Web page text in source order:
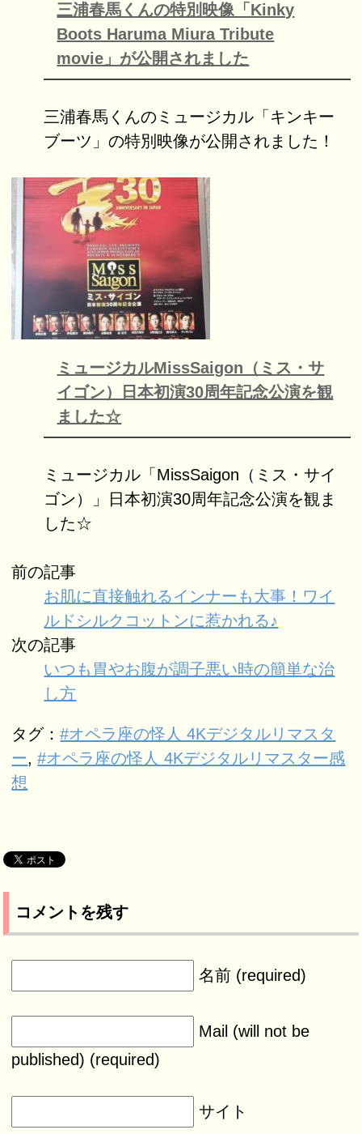
三浦春馬くんの特別映像「Kinky
Boots Haruma Miura Tribute
movie」が公開されました
三浦春馬くんのミュージカル「キンキー
ブーツ」の特別映像が公開されました！
ミュージカルMissSaigon（ミス・サ
イゴン）日本初演30周年記念公演を観
ました☆
ミュージカル「MissSaigon（ミス・サイ
ゴン）」日本初演30周年記念公演を観ま
した☆
前の記事
お肌に直接触れるインナーも大事！ワイ
ルドシルクコットンに惹かれる♪
次の記事
いつも胃やお腹が調子悪い時の簡単な治
し方
タグ：#オペラ座の怪人 4Kデジタルリマスタ
ー,#オペラ座の怪人 4Kデジタルリマスター感
想
コメントを残す
名前 (required)
Mail (will not be
published) (required)
サイト